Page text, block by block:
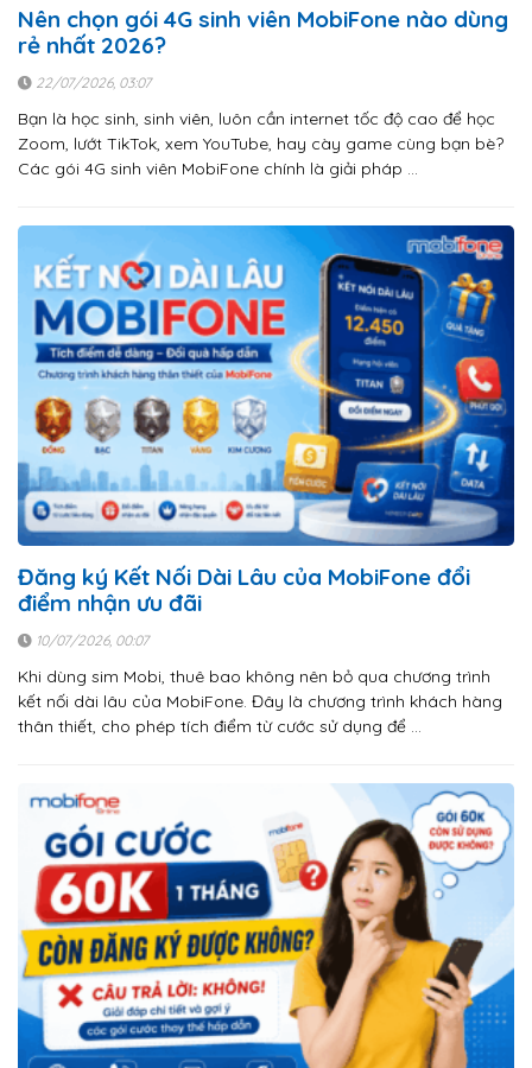
Nên chọn gói 4G sinh viên MobiFone nào dùng
rẻ nhất 2026?
22/07/2026, 03:07
Bạn là học sinh, sinh viên, luôn cần internet tốc độ cao để học
Zoom, lướt TikTok, xem YouTube, hay cày game cùng bạn bè?
Các gói 4G sinh viên MobiFone chính là giải pháp …
Đăng ký Kết Nối Dài Lâu của MobiFone đổi
điểm nhận ưu đãi
10/07/2026, 00:07
Khi dùng sim Mobi, thuê bao không nên bỏ qua chương trình
kết nối dài lâu của MobiFone. Đây là chương trình khách hàng
thân thiết, cho phép tích điểm từ cước sử dụng để …